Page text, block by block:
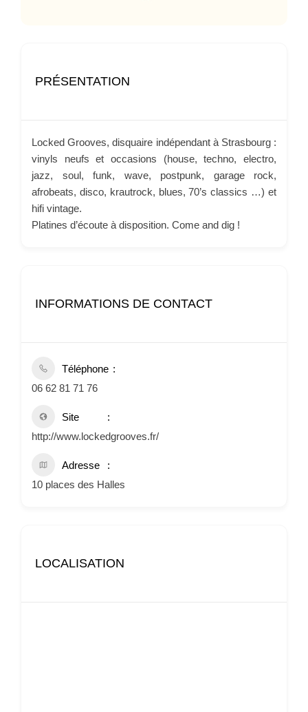
PRÉSENTATION
Locked Grooves, disquaire indépendant à Strasbourg :
vinyls neufs et occasions (house, techno, electro,
jazz, soul, funk, wave, postpunk, garage rock,
afrobeats, disco, krautrock, blues, 70’s classics …) et
hifi vintage.
Platines d’écoute à disposition. Come and dig !
INFORMATIONS DE CONTACT
Téléphone
06 62 81 71 76
Site
http://www.lockedgrooves.fr/
Adresse
10 places des Halles
LOCALISATION